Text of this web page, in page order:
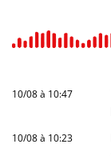
10/08 à 10:47
10/08 à 10:23